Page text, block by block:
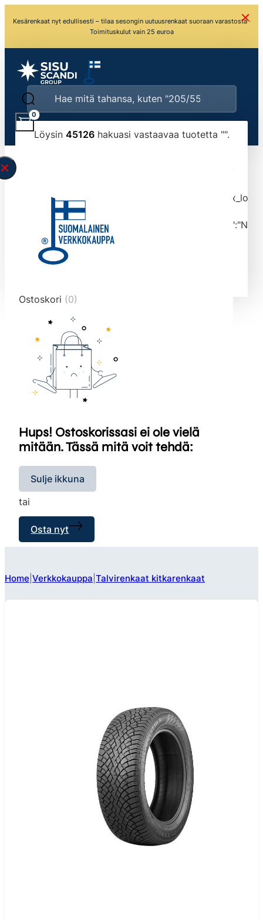
Kesärenkaat nyt edullisesti – tilaa sesongin uutuusrenkaat suoraan varastosta ·
Toimituskulut vain 25 euroa
Löysin 45126hakuasi vastaavaa tuotetta "".
typed the search query correctly.<br>Currently
tmlmvi","meta_query":
data-original-query-vars="[]" data-page="1"
data-max-pages="4513" data-start="1" data-
end="10">
0
Ostoskori (0)
Hups! Ostoskorissasi ei ole vielä
mitään. Tässä mitä voit tehdä:
Sulje ikkuna
tai
Osta nyt
Home Verkkokauppa Talvirenkaat kitkarenkaat